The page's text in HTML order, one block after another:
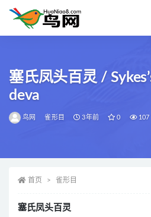
塞氏凤头百灵 /
deva
鸟网 雀形目 3年前 0 107
首页 雀形目
塞氏凤头百灵